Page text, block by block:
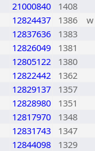
21000840
1408
12824437 1386
w
12837636
1383
12826049
1381
12805122
1380
12822442
1362
12829137
1357
12828980
1351
12817970
1348
12831743
1347
12844098
1329